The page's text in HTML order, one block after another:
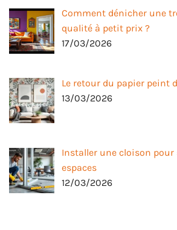
Comment dénicher une
qualité à petit prix ?
17/03/2026
Le retour du papier peint
13/03/2026
Installer une cloison pour
espaces
12/03/2026